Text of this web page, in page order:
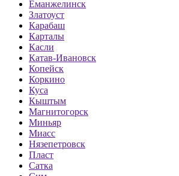
Еманжелинск
Златоуст
Карабаш
Карталы
Касли
Катав-Ивановск
Копейск
Коркино
Куса
Кыштым
Магнитогорск
Миньяр
Миасс
Нязепетровск
Пласт
Сатка